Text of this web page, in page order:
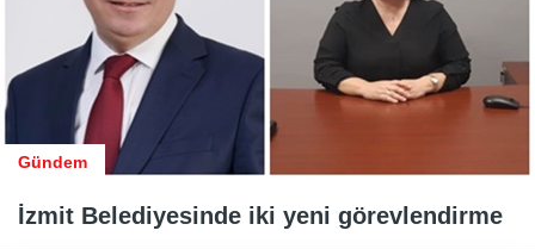
Gündem
İzmit Belediyesinde iki yeni görevlendirme